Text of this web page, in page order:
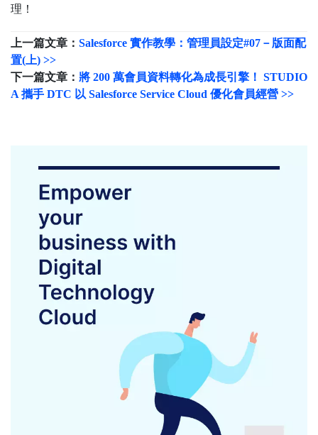
理！
上一篇文章： Salesforce 實作教學：管理員設定#07－版面配
置(上) >>
下一篇文章： 將 200 萬會員資料轉化為成長引擎！ STUDIO
A 攜手 DTC 以 Salesforce Service Cloud 優化會員經營 >>